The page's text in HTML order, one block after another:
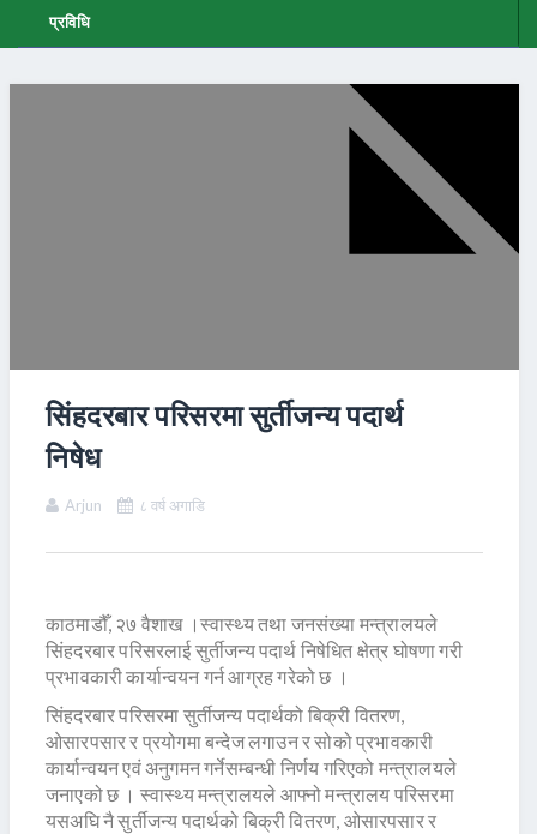
प्रविधि
सिंहदरबार परिसरमा सुर्तीजन्य पदार्थ
निषेध
Arjun ८ वर्ष अगाडि
काठमाडौँ, २७ वैशाख ।स्वास्थ्य तथा जनसंख्या मन्त्रालयले
सिंहदरबार परिसरलाई सुर्तीजन्य पदार्थ निषेधित क्षेत्र घोषणा गरी
प्रभावकारी कार्यान्वयन गर्न आग्रह गरेको छ ।
सिंहदरबार परिसरमा सुर्तीजन्य पदार्थको बिक्री वितरण,
ओसारपसार र प्रयोगमा बन्देज लगाउन र सोको प्रभावकारी
कार्यान्वयन एवं अनुगमन गर्नेसम्बन्धी निर्णय गरिएको मन्त्रालयले
जनाएको छ । स्वास्थ्य मन्त्रालयले आफ्नो मन्त्रालय परिसरमा
यसअघि नै सुर्तीजन्य पदार्थको बिक्री वितरण, ओसारपसार र